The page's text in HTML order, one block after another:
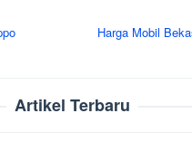
Harga Mobil
Artikel Terbaru